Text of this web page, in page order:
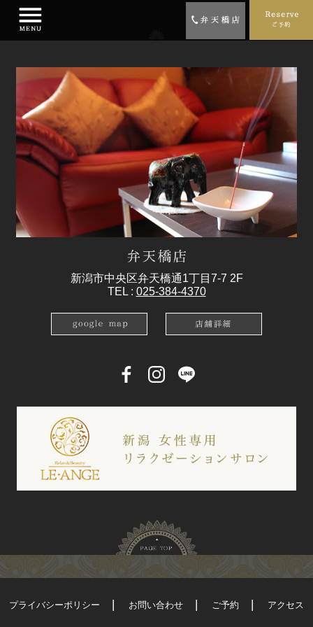
新潟市中央区弁天橋通1丁目7-7 2F
TEL : 025-384-4370
プライバシーポリシー お問い合わせ ご予約 アクセス